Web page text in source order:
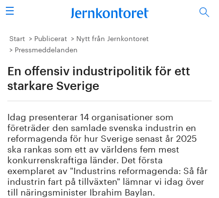
Sök
Stålindustrin
Forskning/utbildning
Energi/miljö
Vi tycker
Publicerat
Bildbank
Start Publicerat
Nytt från Jernkontoret
Pressmeddelanden
En offensiv industripolitik för ett
starkare Sverige
Idag presenterar 14 organisationer som
företräder den samlade svenska industrin en
reformagenda för hur Sverige senast år 2025
ska rankas som ett av världens fem mest
konkurrenskraftiga länder. Det första
exemplaret av "Industrins reformagenda: Så får
industrin fart på tillväxten" lämnar vi idag över
till näringsminister Ibrahim Baylan.